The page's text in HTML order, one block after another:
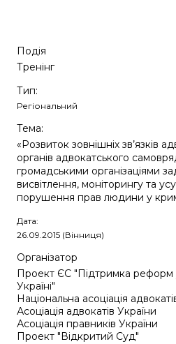
Подія
Тренінг
Тип:
Регіональний
Тема:
«Розвиток зовнішніх зв’язків
органів адвокатського
громадськими організаціями
висвітлення, моніторингу та
порушення прав людини у
Дата:
26.09.2015 (Вінниця)
Організатор
Проект ЄС "Підтримка реформ
Україні"
Національна асоціація
Асоціація адвокатів України
Асоціація правників України
Проект "Відкритий Суд"